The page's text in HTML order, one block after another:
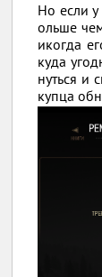
Но если у
ольше
икогда
куда
нуться и
купца